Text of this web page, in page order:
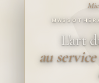
L'art
au